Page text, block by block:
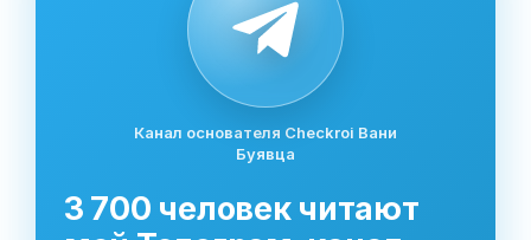
Канал основателя Checkroi Вани
Буявца
3 700 человек читают